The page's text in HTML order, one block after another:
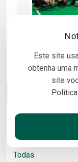
Categorias
Todas
Este site
obtenha uma
site